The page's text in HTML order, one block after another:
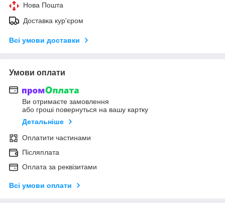
Нова Пошта
Доставка кур'єром
Всі умови доставки
Умови оплати
Ви отримаєте замовлення
або гроші повернуться на вашу картку
Детальніше
Оплатити частинами
Післяплата
Оплата за реквізитами
Всі умови оплати